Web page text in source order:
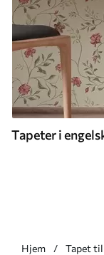
Tapeter i
Hjem
Tapet